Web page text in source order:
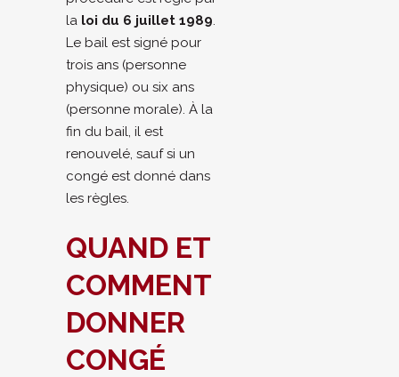
la loi du 6 juillet 1989.
Le bail est signé pour
trois ans (personne
physique) ou six ans
(personne morale). À la
fin du bail, il est
renouvelé, sauf si un
congé est donné dans
les règles.
QUAND ET
COMMENT
DONNER
CONGÉ